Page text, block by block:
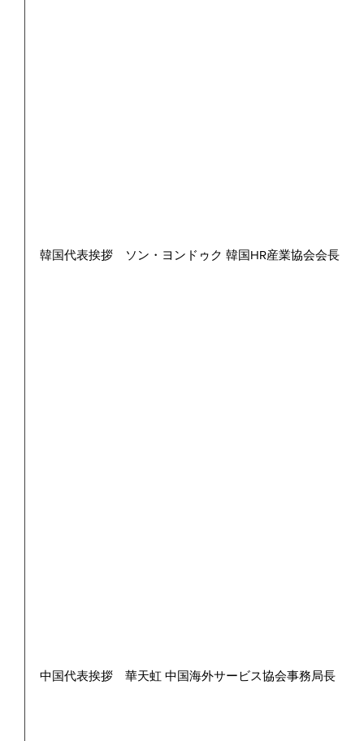
韓国代表挨拶　ソン・ヨンドゥク 韓国HR産業協会会長
中国代表挨拶　華天虹 中国海外サービス協会事務局長